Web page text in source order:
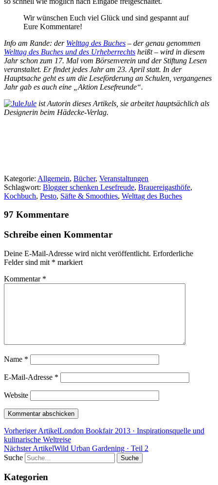
Wir wünschen Euch viel Glück und sind gespannt auf
Eure Kommentare!
Info am Rande: der Welttag des Buches – der genau genommen
Welttag des Buches und des Urheberrechts heißt – wird in diesem
Jahr schon zum 17. Mal vom Börsenverein und der Stiftung Lesen
veranstaltet. Er findet jedes Jahr am 23. April statt. In der
Hauptsache geht es um die Leseförderung an Schulen, vergangenes
Jahr gab es auch eine „Aktion Lesefreunde“.
Jule ist Autorin dieses Artikels, sie arbeitet hauptsächlich als
Designerin beim Hädecke-Verlag.
Kategorie: Allgemein, Bücher, Veranstaltungen
Schlagwort: Blogger schenken Lesefreude, Brauereigasthöfe,
Kochbuch, Pesto, Säfte & Smoothies, Welttag des Buches
97 Kommentare
Schreibe einen Kommentar
Deine E-Mail-Adresse wird nicht veröffentlicht. Erforderliche
Felder sind mit * markiert
Kommentar *
Name *
E-Mail-Adresse *
Website
Vorheriger ArtikelLondon Bookfair 2013 · Inspirationsquelle und
kulinarische Weltreise
Nächster ArtikelWild Urban Gardening · Teil 2
Suche
Kategorien